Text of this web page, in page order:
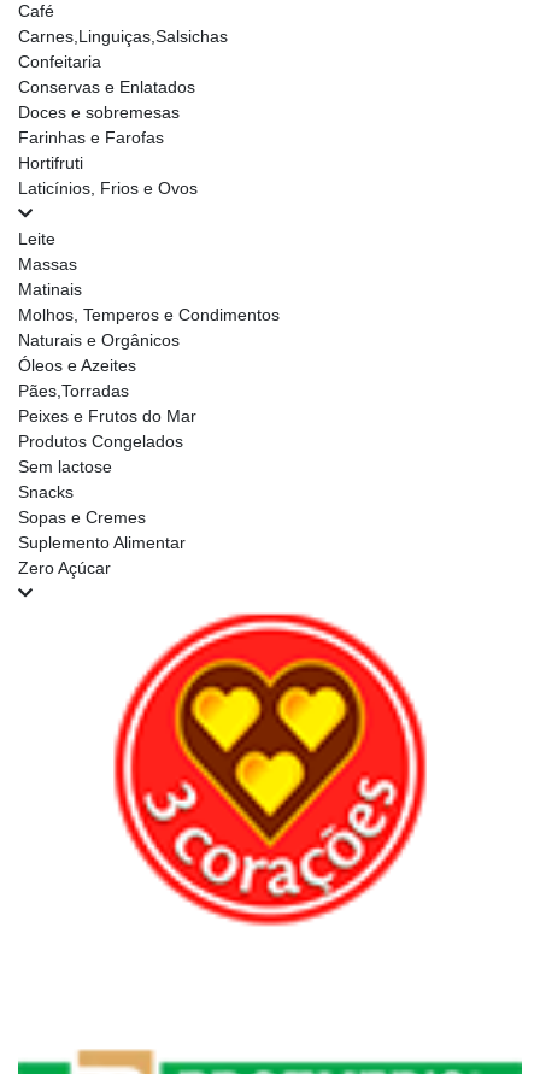
Café
Carnes,Linguiças,Salsichas
Confeitaria
Conservas e Enlatados
Doces e sobremesas
Farinhas e Farofas
Hortifruti
Laticínios, Frios e Ovos
Leite
Massas
Matinais
Molhos, Temperos e Condimentos
Naturais e Orgânicos
Óleos e Azeites
Pães,Torradas
Peixes e Frutos do Mar
Produtos Congelados
Sem lactose
Snacks
Sopas e Cremes
Suplemento Alimentar
Zero Açúcar